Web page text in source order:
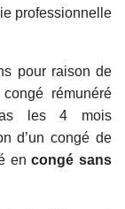
professionnelle
pour raison de
rémunéré
les 4 mois
d’un congé de
encongé sans